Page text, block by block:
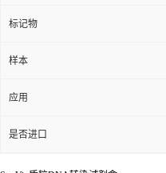
标记物
样本
应用
是否进口